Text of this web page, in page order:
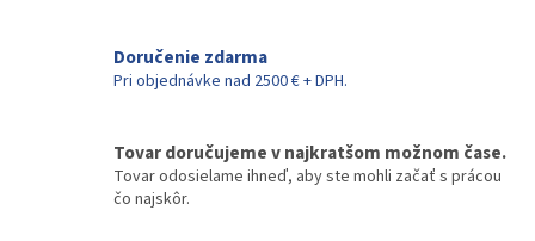
Doručenie zdarma
Pri objednávke nad 2500 € + DPH.
Tovar doručujeme v najkratšom možnom čase.
Tovar odosielame ihneď, aby ste mohli začať s prácou
čo najskôr.